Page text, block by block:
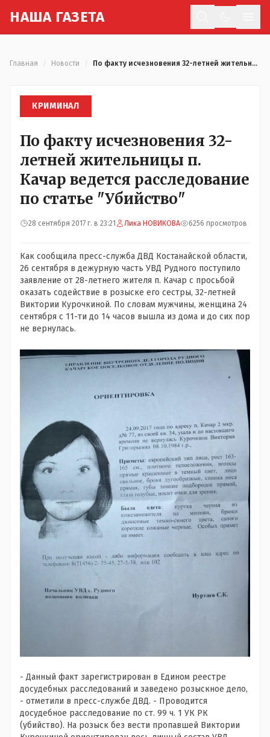
НАША ГАЗЕТА
Главная Новости По факту исчезновения 32-летней жительницы п. Качар ведется расследование по статье "Убийство"
КРИМИНАЛ
По факту исчезновения 32-
летней жительницы п.
Качар ведется расследование
по статье "Убийство"
28 сентября 2017 г. в 23:21 Лика НОВИКОВА 6256 просмотров
Как сообщила пресс-служба ДВД Костанайской области,
26 сентября в дежурную часть УВД Рудного поступило
заявление от 28-летнего жителя п. Качар с просьбой
оказать содействие в розыске его сестры, 32-летней
Виктории Курочкиной. По словам мужчины, женщина 24
сентября с 11-ти до 14 часов вышла из дома и до сих пор
не вернулась.
- Данный факт зарегистрирован в Едином реестре
досудебных расследований и заведено розыскное дело,
- отметили в пресс-службе ДВД. - Проводится
досудебное расследование по ст. 99 ч. 1 УК РК
(убийство). На розыск без вести пропавшей Виктории